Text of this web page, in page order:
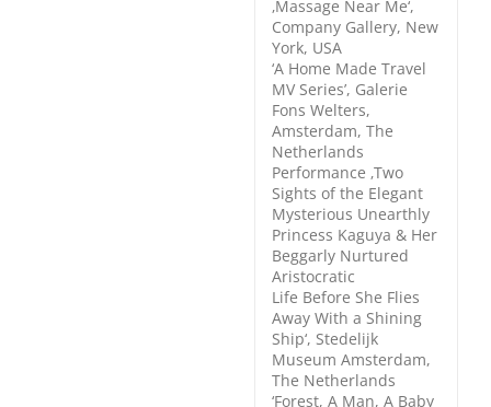
‚Massage Near Me‘,
Company Gallery, New
York, USA
‘A Home Made Travel
MV Series’, Galerie
Fons Welters,
Amsterdam, The
Netherlands
Performance ‚Two
Sights of the Elegant
Mysterious Unearthly
Princess Kaguya & Her
Beggarly Nurtured
Aristocratic
Life Before She Flies
Away With a Shining
Ship‘, Stedelijk
Museum Amsterdam,
The Netherlands
‘Forest, A Man, A Baby